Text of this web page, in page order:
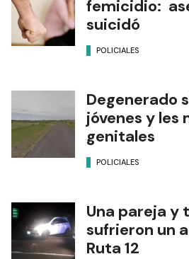
femicidio:
suicidó
POLICIALES
Degenerado
jóvenes y les
genitales
POLICIALES
Una pareja y
sufrieron un
Ruta 12